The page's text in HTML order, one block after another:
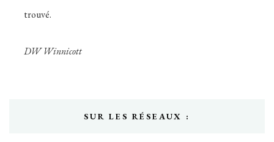
trouvé.
DW Winnicott
SUR LES RÉSEAUX :